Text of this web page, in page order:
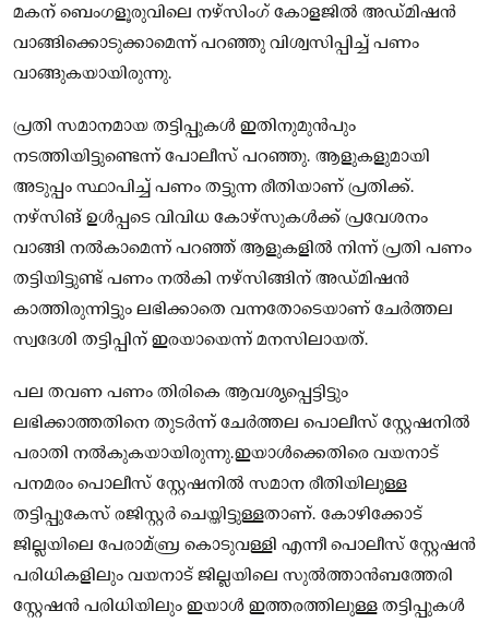
മകന് ബെംഗളൂരുവിലെ നഴ്സിംഗ് കോളജിൽ അഡ്മിഷൻ
വാങ്ങിക്കൊടുക്കാമെന്ന് പറഞ്ഞു വിശ്വസിപ്പിച്ച് പണം
വാങ്ങുകയായിരുന്നു.
പ്രതി സമാനമായ തട്ടിപ്പുകൾ ഇതിനുമുൻപും
നടത്തിയിട്ടുണ്ടെന്ന് പോലീസ് പറഞ്ഞു. ആളുകളുമായി
അടുപ്പം സ്ഥാപിച്ച് പണം തട്ടുന്ന രീതിയാണ് പ്രതിക്ക്.
നഴ്സിങ് ഉൾപ്പടെ വിവിധ കോഴ്‌സുകൾക്ക് പ്രവേശനം
വാങ്ങി നൽകാമെന്ന് പറഞ്ഞ് ആളുകളിൽ നിന്ന് പ്രതി പണം
തട്ടിയിട്ടുണ്ട് പണം നൽകി നഴ്സിങ്ങിന് അഡ്മിഷൻ
കാത്തിരുന്നിട്ടും ലഭിക്കാതെ വന്നതോടെയാണ് ചേർത്തല
സ്വദേശി തട്ടിപ്പിന് ഇരയായെന്ന് മനസിലായത്.
പല തവണ പണം തിരികെ ആവശ്യപ്പെട്ടിട്ടും
ലഭിക്കാത്തതിനെ തുടർന്ന് ചേർത്തല പൊലീസ് സ്റ്റേഷനിൽ
പരാതി നൽകുകയായിരുന്നു.ഇയാൾക്കെതിരെ വയനാട്
പനമരം പൊലീസ് സ്റ്റേഷനിൽ സമാന രീതിയിലുള്ള
തട്ടിപ്പുകേസ് രജിസ്റ്റർ ചെയ്തിട്ടുള്ളതാണ്. കോഴിക്കോട്
ജില്ലയിലെ പേരാമ്ബ്ര കൊടുവള്ളി എന്നീ പൊലീസ് സ്റ്റേഷൻ
പരിധികളിലും വയനാട് ജില്ലയിലെ സുൽത്താൻബത്തേരി
സ്റ്റേഷൻ പരിധിയിലും ഇയാൾ ഇത്തരത്തിലുള്ള തട്ടിപ്പുകൾ